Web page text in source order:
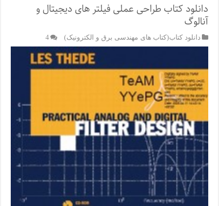
دانلود کتاب طراحی عملی فیلتر های دیجیتال و
آنالوگ
دانلود کتاب(کتاب های مهندسی برق و الکترونیک) 4